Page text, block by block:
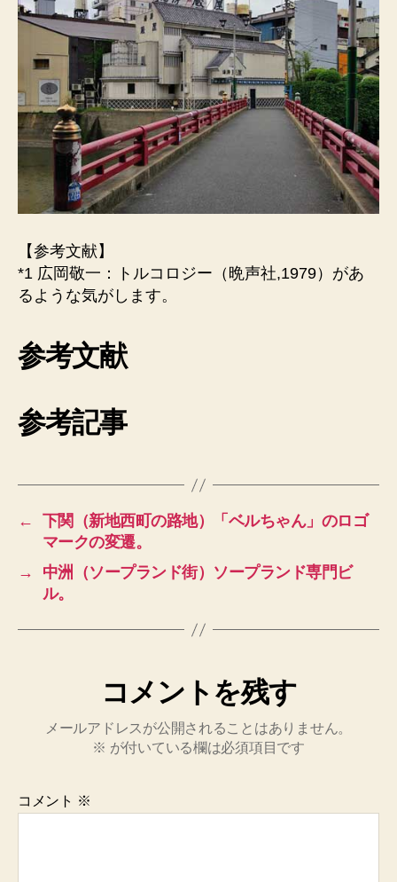
【参考文献】
*1 広岡敬一：トルコロジー（晩声社,1979）があ
るような気がします。
参考文献
参考記事
←
下関（新地西町の路地）「ベルちゃん」のロゴ
マークの変遷。
→
中洲（ソープランド街）ソープランド専門ビ
ル。
コメントを残す
メールアドレスが公開されることはありません。
※ が付いている欄は必須項目です
コメント ※